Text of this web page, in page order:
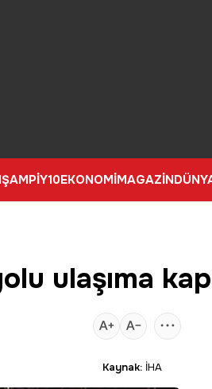
ŞAMPİY10EKONOMİMAGAZİN
ulaşıma
Kaynak: İHA